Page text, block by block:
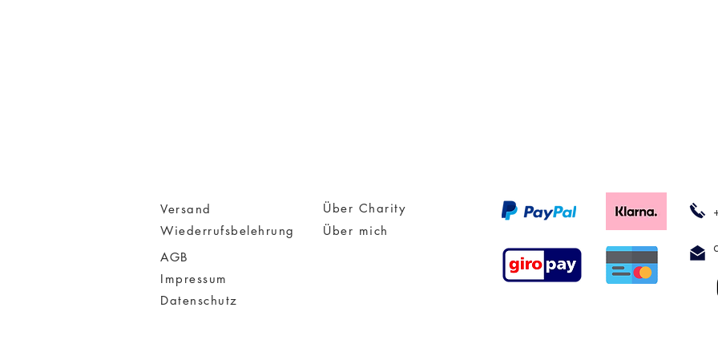
Versand
Wiederrufsbelehrung
AGB
Impressum
Datenschutz
Über mich
Über Charity